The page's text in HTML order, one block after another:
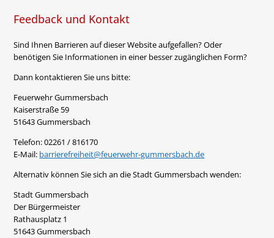
Feedback und Kontakt
Sind Ihnen Barrieren auf dieser Website aufgefallen? Oder
benötigen Sie Informationen in einer besser zugänglichen Form?
Dann kontaktieren Sie uns bitte:
Feuerwehr Gummersbach
Kaiserstraße 59
51643 Gummersbach
Telefon: 02261 / 816170
E-Mail: barrierefreiheit@feuerwehr-gummersbach.de
Alternativ können Sie sich an die Stadt Gummersbach wenden:
Stadt Gummersbach
Der Bürgermeister
Rathausplatz 1
51643 Gummersbach